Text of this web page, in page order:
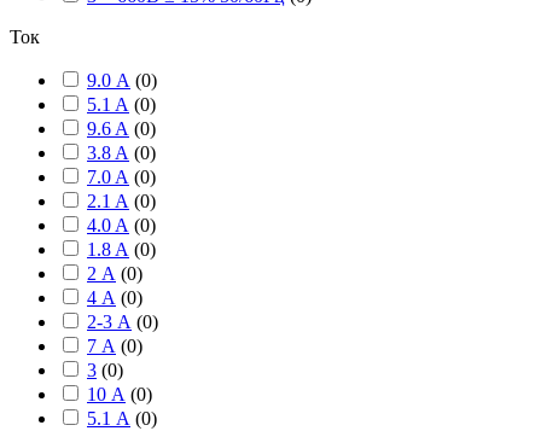
Ток
9.0 А (0)
5.1 A (0)
9.6 A (0)
3.8 A (0)
7.0 A (0)
2.1 A (0)
4.0 A (0)
1.8 A (0)
2 А (0)
4 А (0)
2-3 А (0)
7 А (0)
3 (0)
10 А (0)
5.1 А (0)